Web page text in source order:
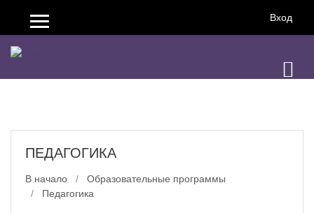
Боковая панель Вход
ПЕДАГОГИКА
В начало
Образовательные программы
Педагогика